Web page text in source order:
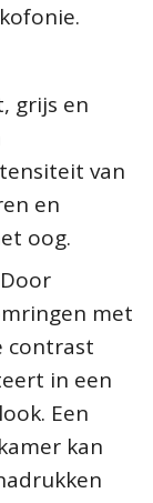
grijs en
van
en
oog.
Door
met
contrast
in een
Een
kan